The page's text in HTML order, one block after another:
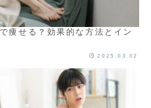
痩せる？効果的な方法とイン
2025.03.02